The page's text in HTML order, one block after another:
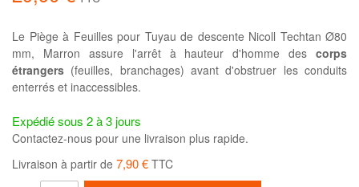
Le Piège à Feuilles pour Tuyau de descente Nicoll Techtan Ø80
mm, Marron assure l'arrêt à hauteur d'homme des corps
étrangers (feuilles, branchages) avant d'obstruer les conduits
enterrés et inaccessibles.
Expédié sous 2 à 3 jours
Contactez-nous pour une livraison plus rapide.
Livraison à partir de 7,90 € TTC